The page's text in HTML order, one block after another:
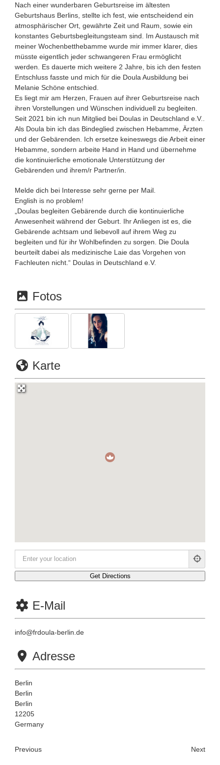
Nach einer wunderbaren Geburtsreise im ältesten
Geburtshaus Berlins, stellte ich fest, wie entscheidend ein
atmosphärischer Ort, gewährte Zeit und Raum, sowie ein
konstantes Geburtsbegleitungsteam sind. Im Austausch mit
meiner Wochenbetthebamme wurde mir immer klarer, dies
müsste eigentlich jeder schwangeren Frau ermöglicht
werden. Es dauerte mich weitere 2 Jahre, bis ich den festen
Entschluss fasste und mich für die Doula Ausbildung bei
Melanie Schöne entschied.
Es liegt mir am Herzen, Frauen auf ihrer Geburtsreise nach
ihren Vorstellungen und Wünschen individuell zu begleiten.
Seit 2021 bin ich nun Mitglied bei Doulas in Deutschland e.V..
Als Doula bin ich das Bindeglied zwischen Hebamme, Ärzten
und der Gebärenden. Ich ersetze keineswegs die Arbeit einer
Hebamme, sondern arbeite Hand in Hand und übernehme
die kontinuierliche emotionale Unterstützung der
Gebärenden und ihrem/r Partner/in.
Melde dich bei Interesse sehr gerne per Mail.
English is no problem!
„Doulas begleiten Gebärende durch die kontinuierliche
Anwesenheit während der Geburt. Ihr Anliegen ist es, die
Gebärende achtsam und liebevoll auf ihrem Weg zu
begleiten und für ihr Wohlbefinden zu sorgen. Die Doula
beurteilt dabei als medizinische Laie das Vorgehen von
Fachleuten nicht.“ Doulas in Deutschland e.V.
Fotos
Karte
E-Mail
info@frdoula-berlin.de
Adresse
Berlin
Berlin
Berlin
12205
Germany
Previous Next